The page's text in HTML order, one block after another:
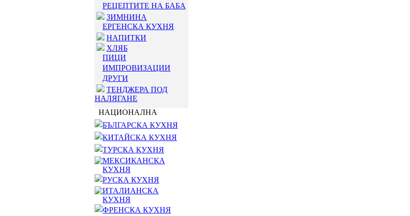
РЕЦЕПТИТЕ НА БАБА
ЗИМНИНА
ЕРГЕНСКА КУХНЯ
НАПИТКИ
ХЛЯБ
ПИЦИ
ИМПРОВИЗАЦИИ
ДРУГИ
ТЕНДЖЕРА ПОД
НАЛЯГАНЕ
НАЦИОНАЛНА
БЪЛГАРСКА КУХНЯ
КИТАЙСКА КУХНЯ
ТУРСКА КУХНЯ
МЕКСИКАНСКА
КУХНЯ
РУСКА КУХНЯ
ИТАЛИАНСКА
КУХНЯ
ФРЕНСКА КУХНЯ